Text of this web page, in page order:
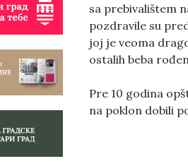
sa prebivalištem
pozdravile su
joj je veoma
ostalih beba
Pre 10 godina
na poklon dobili